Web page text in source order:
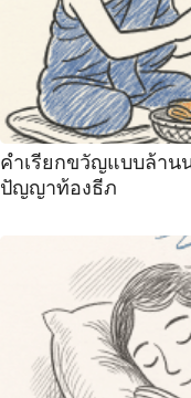
คำเรียกขวัญแบบล้าน
ปัญญาท้องธีภ